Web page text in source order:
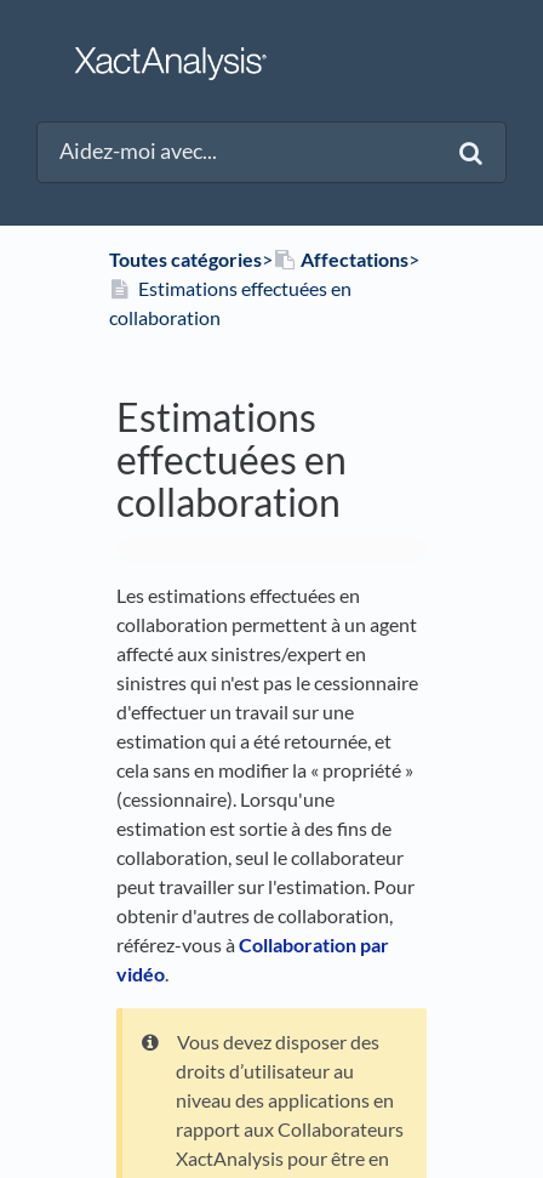
Toutes catégories​>​ ​Affectations​>​
Estimations effectuées en
collaboration
Estimations
effectuées en
collaboration
Les estimations effectuées en
collaboration permettent à un agent
affecté aux sinistres/expert en
sinistres qui n'est pas le cessionnaire
d'effectuer un travail sur une
estimation qui a été retournée, et
cela sans en modifier la « propriété »
(cessionnaire). Lorsqu'une
estimation est sortie à des fins de
collaboration, seul le collaborateur
peut travailler sur l'estimation. Pour
obtenir d'autres de collaboration,
référez-vous àCollaboration par
vidéo.
Vous devez disposer des
droits d’utilisateur au
niveau des applications en
rapport aux Collaborateurs
XactAnalysis pour être en